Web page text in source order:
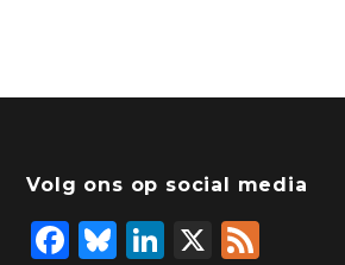
Volg ons op social media
F
Bl
Li
X